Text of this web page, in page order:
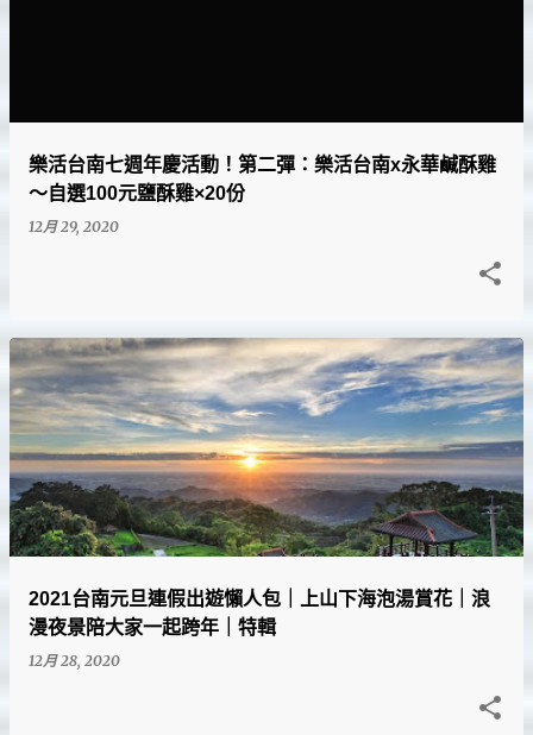
樂活台南七週年慶活動！第二彈：樂活台南x永華鹹酥雞
～自選100元鹽酥雞×20份
12月 29, 2020
2021台南元旦連假出遊懶人包｜上山下海泡湯賞花｜浪
漫夜景陪大家一起跨年｜特輯
12月 28, 2020